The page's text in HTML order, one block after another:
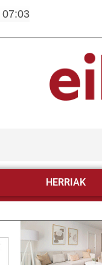
07:03
HERRIAK